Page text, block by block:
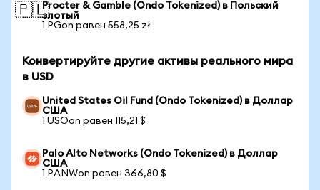
🇵🇱Procter & Gamble (Ondo Tokenized) в Польский
злотый
1 PGon равен 558,25 zł
Конвертируйте другие активы реального мира
в USD
United States Oil Fund (Ondo Tokenized) в Доллар
США
1 USOon равен 115,21 $
Palo Alto Networks (Ondo Tokenized) в Доллар
США
1 PANWon равен 366,80 $